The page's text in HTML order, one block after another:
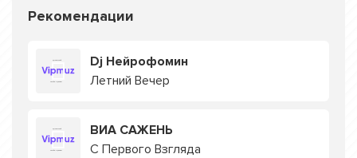
Рекомендации
Dj Нейрофомин
Летний Вечер
ВИА САЖЕНЬ
С Первого Взгляда